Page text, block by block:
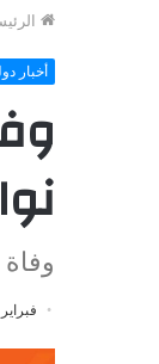
أخبار
فبراير 4, 2025